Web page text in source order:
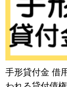
手形貸付金 借